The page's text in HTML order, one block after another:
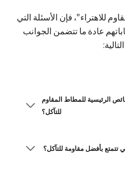
للاهتراء"، فإن الأسئلة التي
عادة ما تتضمن الجوانب
التالية:
الرئيسية للمطاط المقاوم
للتآكل؟